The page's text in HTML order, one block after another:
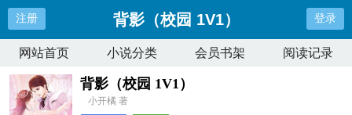
注册 背影（校园 1V1） 登录
网站首页 小说分类 会员书架 阅读记录
背影（校园 1V1）
小开橘 著